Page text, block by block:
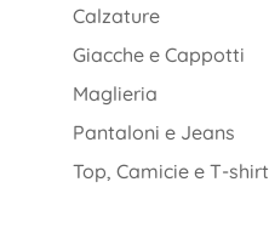
Calzature
Giacche e Cappotti
Maglieria
Pantaloni e Jeans
Top, Camicie e T-shirt